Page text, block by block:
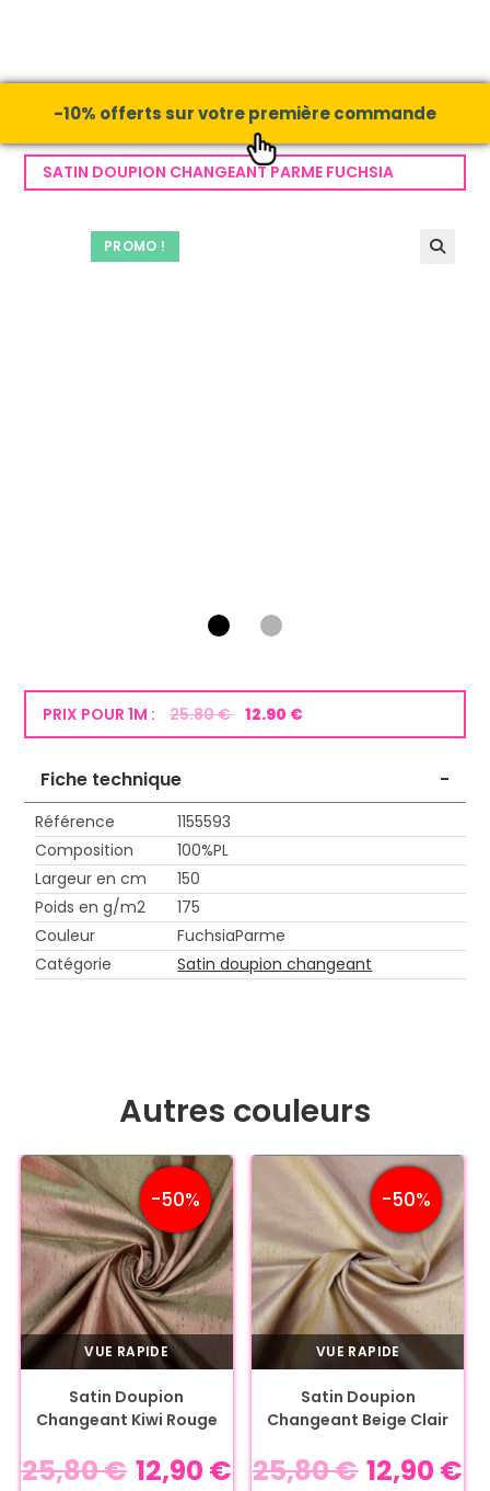
-10% offerts sur votre première commande
PROMO !
SATIN DOUPION CHANGEANT PARME FUCHSIA
PRIX POUR 1M : 25.80 € 12.90 €
Fiche technique -
Référence
1155593
Composition
100%PL
Largeur en cm
150
Poids en g/m2
175
Couleur
FuchsiaParme
Catégorie
Satin doupion changeant
Autres couleurs
-50%
VUE RAPIDE
Satin Doupion
Changeant Kiwi Rouge
25,80€ 12,90 €
-50%
VUE RAPIDE
Satin Doupion
Changeant Beige Clair
25,80€ 12,90 €